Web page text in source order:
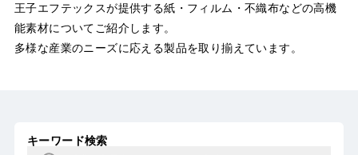
王子エフテックスが提供する紙・フィルム・不織布などの高機
能素材についてご紹介します。
多様な産業のニーズに応える製品を取り揃えています。
キーワード検索